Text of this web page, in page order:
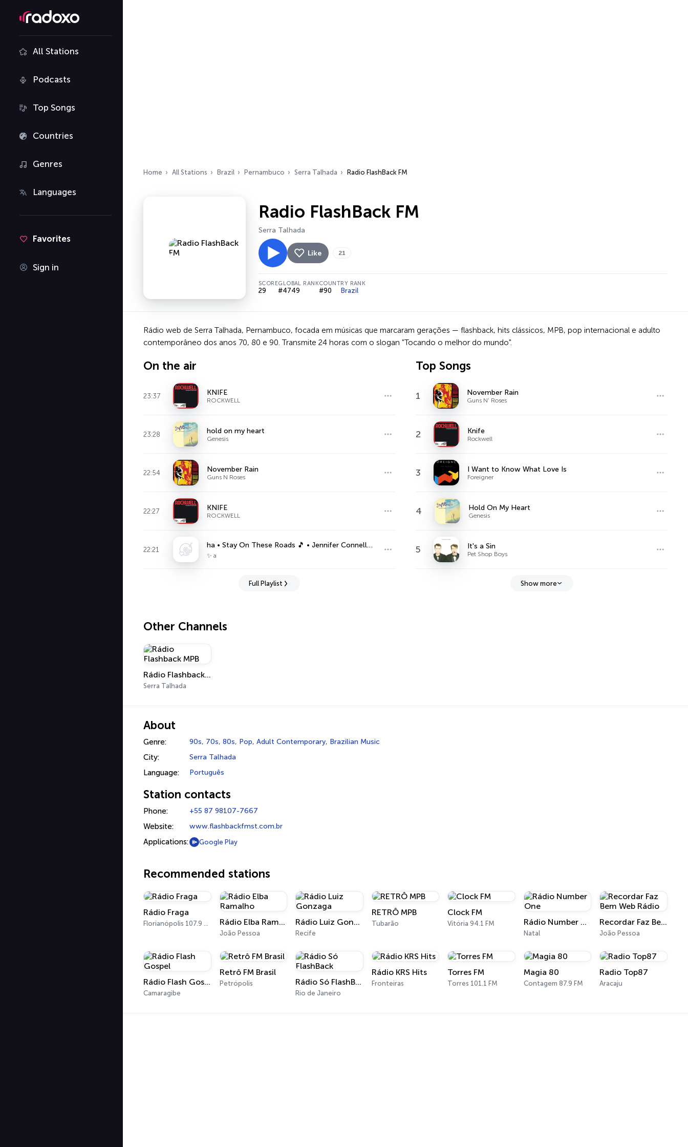
All Stations
Podcasts
Top Songs
Countries
Genres
Languages
Favorites
Sign in
Home All Stations Brazil Pernambuco Serra Talhada Radio FlashBack FM
Radio FlashBack FM
Serra Talhada
Like 21
SCORE
29
GLOBAL RANK
#4749
COUNTRY RANK
#90 Brazil
Rádio web de Serra Talhada, Pernambuco, focada em músicas que marcaram gerações — flashback, hits clássicos, MPB, pop internacional e adulto
contemporâneo dos anos 70, 80 e 90. Transmite 24 horas com o slogan "Tocando o melhor do mundo".
On the air
23:37 KNIFE
ROCKWELL
23:28 hold on my heart
Genesis
22:54 November Rain
Guns N Roses
22:27 KNIFE
ROCKWELL
22:21 ha • Stay On These Roads 🎵 • Jennifer Connelly 2022 Edit 💗 • 🛩️ 80's Music Hits
✨ a
Full Playlist
Top Songs
1 November Rain
Guns N' Roses
2 Knife
Rockwell
3 I Want to Know What Love Is
Foreigner
4 Hold On My Heart
Genesis
5 It's a Sin
Pet Shop Boys
Show more
Other Channels
Rádio Flashback MPB
Serra Talhada
About
Genre: 90s, 70s, 80s, Pop, Adult Contemporary, Brazilian Music
City: Serra Talhada
Language: Português
Station contacts
Phone: +55 87 98107-7667
Website: www.flashbackfmst.com.br
Applications: Google Play
Recommended stations
Rádio Fraga
Florianópolis 107.9 FM Rádio Elba Ramalho
João Pessoa
Rádio Luiz Gonzaga
Recife
RETRÔ MPB
Tubarão
Clock FM
Vitória 94.1 FM Rádio Number One
Natal
Recordar Faz Bem Web Rádio
João Pessoa
Rádio Flash Gospel
Camaragibe
Retrô FM Brasil
Petrópolis Rádio Só FlashBack
Rio de Janeiro
Rádio KRS Hits
Fronteiras
Torres FM
Torres 101.1 FM
Magia 80
Contagem 87.9 FM
Radio Top87
Aracaju